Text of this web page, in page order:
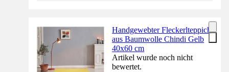
Handgewebter Fleckerlteppich
aus Baumwolle Chindi Gelb
40x60 cm
Artikel wurde noch nicht
bewertet.